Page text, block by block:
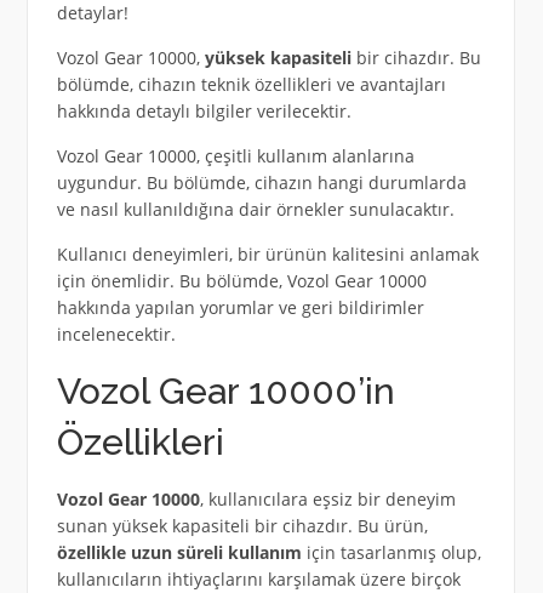
detaylar!
Vozol Gear 10000, yüksek kapasitelibir cihazdır. Bu
bölümde, cihazın teknik özellikleri ve avantajları
hakkında detaylı bilgiler verilecektir.
Vozol Gear 10000, çeşitli kullanım alanlarına
uygundur. Bu bölümde, cihazın hangi durumlarda
ve nasıl kullanıldığına dair örnekler sunulacaktır.
Kullanıcı deneyimleri, bir ürünün kalitesini anlamak
için önemlidir. Bu bölümde, Vozol Gear 10000
hakkında yapılan yorumlar ve geri bildirimler
incelenecektir.
Vozol Gear 10000’in
Özellikleri
Vozol Gear 10000, kullanıcılara eşsiz bir deneyim
sunan yüksek kapasiteli bir cihazdır. Bu ürün,
özellikle uzun süreli kullanım için tasarlanmış olup,
kullanıcıların ihtiyaçlarını karşılamak üzere birçok